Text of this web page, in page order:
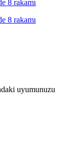
8 rakamı
8 rakamı
uyumunuzu